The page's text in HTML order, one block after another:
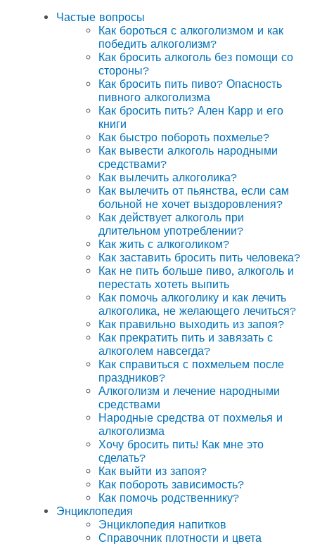
Частые вопросы
Как бороться с алкоголизмом и как
победить алкоголизм?
Как бросить алкоголь без помощи со
стороны?
Как бросить пить пиво? Опасность
пивного алкоголизма
Как бросить пить? Ален Карр и его
книги
Как быстро побороть похмелье?
Как вывести алкоголь народными
средствами?
Как вылечить алкоголика?
Как вылечить от пьянства, если сам
больной не хочет выздоровления?
Как действует алкоголь при
длительном употреблении?
Как жить с алкоголиком?
Как заставить бросить пить человека?
Как не пить больше пиво, алкоголь и
перестать хотеть выпить
Как помочь алкоголику и как лечить
алкоголика, не желающего лечиться?
Как правильно выходить из запоя?
Как прекратить пить и завязать с
алкоголем навсегда?
Как справиться с похмельем после
праздников?
Алкоголизм и лечение народными
средствами
Народные средства от похмелья и
алкоголизма
Хочу бросить пить! Как мне это
сделать?
Как выйти из запоя?
Как побороть зависимость?
Как помочь родственнику?
Энциклопедия
Энциклопедия напитков
Справочник плотности и цвета